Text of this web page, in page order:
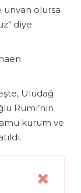
olursa
diye
Uludağ
Rumi’nin
kurum ve